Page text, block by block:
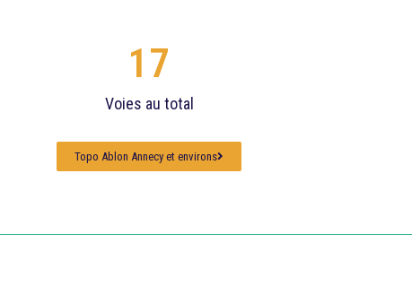
Voies au total
17
Topo Ablon Annecy et environs